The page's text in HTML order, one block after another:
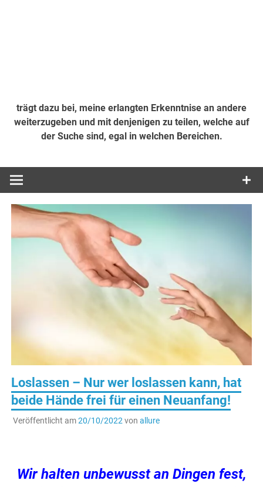
trägt dazu bei, meine erlangten Erkenntnise an andere
weiterzugeben und mit denjenigen zu teilen, welche auf
der Suche sind, egal in welchen Bereichen.
Loslassen – Nur wer loslassen kann, hat
beide Hände frei für einen Neuanfang!
Veröffentlicht am20/10/2022von allure
Wir halten unbewusst an Dingen fest,